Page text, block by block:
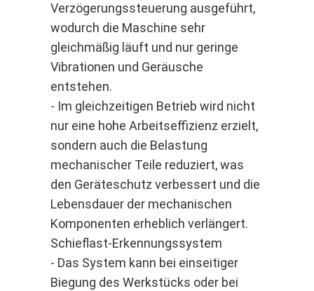
Verzögerungssteuerung ausgeführt,
wodurch die Maschine sehr
gleichmäßig läuft und nur geringe
Vibrationen und Geräusche
entstehen.
- Im gleichzeitigen Betrieb wird nicht
nur eine hohe Arbeitseffizienz erzielt,
sondern auch die Belastung
mechanischer Teile reduziert, was
den Geräteschutz verbessert und die
Lebensdauer der mechanischen
Komponenten erheblich verlängert.
Schieflast-Erkennungssystem
- Das System kann bei einseitiger
Biegung des Werkstücks oder bei